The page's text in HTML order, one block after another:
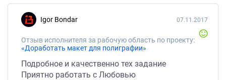
Igor Bondar
Отзыв исполнителя за рабочую область по проекту:
«Доработать макет для полиграфии»
07.11.2017
Подробное и качественно тех задание
Приятно работать с Любовью